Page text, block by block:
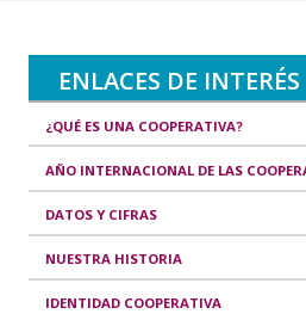
ENLACES DE INTERÉS
¿QUÉ ES UNA COOPERATIVA?
AÑO INTERNACIONAL DE LAS
DATOS Y CIFRAS
NUESTRA HISTORIA
IDENTIDAD COOPERATIVA